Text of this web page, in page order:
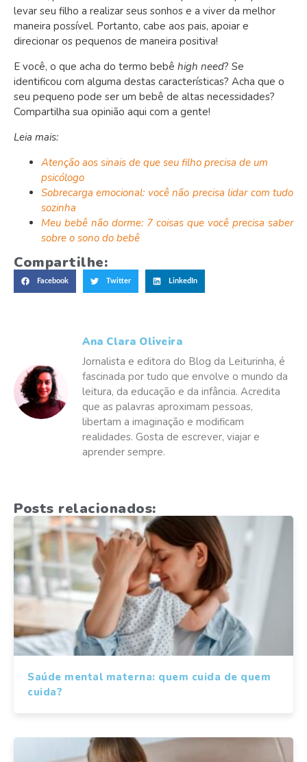
levar seu filho a realizar seus sonhos e a viver da melhor
maneira possível. Portanto, cabe aos pais, apoiar e
direcionar os pequenos de maneira positiva!
E você, o que acha do termo bebê high need? Se
identificou com alguma destas características? Acha que o
seu pequeno pode ser um bebê de altas necessidades?
Compartilha sua opinião aqui com a gente!
Leia mais:
Atenção aos sinais de que seu filho precisa de um
psicólogo
Sobrecarga emocional: você não precisa lidar com tudo
sozinha
Meu bebê não dorme: 7 coisas que você precisa saber
sobre o sono do bebê
Compartilhe:
Facebook Twitter LinkedIn
Ana Clara Oliveira
Jornalista e editora do Blog da Leiturinha, é
fascinada por tudo que envolve o mundo da
leitura, da educação e da infância. Acredita
que as palavras aproximam pessoas,
libertam a imaginação e modificam
realidades. Gosta de escrever, viajar e
aprender sempre.
Posts relacionados:
Saúde mental materna: quem cuida de quem
cuida?